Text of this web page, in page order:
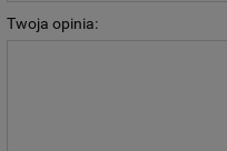
Twoja opinia: